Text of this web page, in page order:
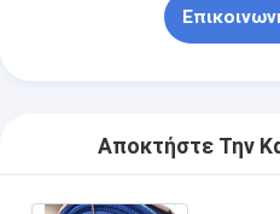
Αποκτήστε Την